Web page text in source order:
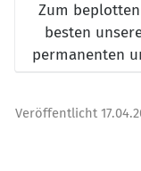
Zum
besten
permanenten
Veröffentlicht